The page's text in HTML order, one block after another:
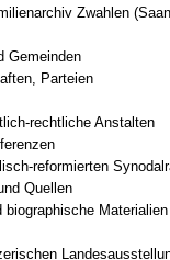
Zwahlen
Gemeinden
Parteien
rechtliche Anstalten
reformierten
Quellen
biographische Materialien